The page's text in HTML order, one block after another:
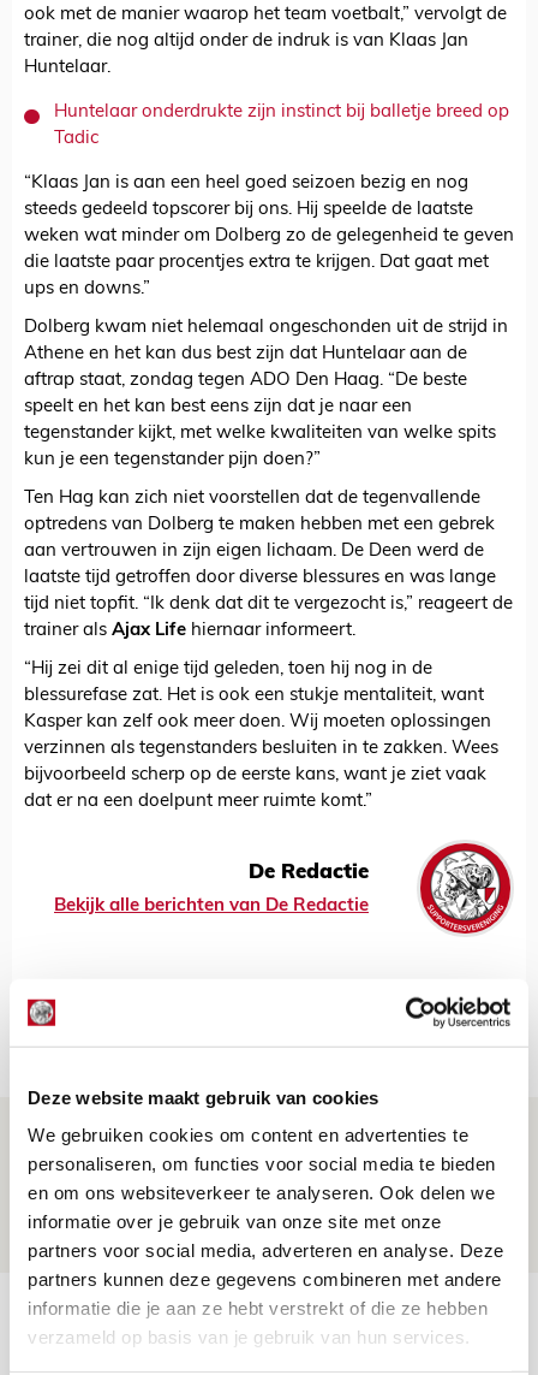
Deze website maakt gebruik van cookies
We gebruiken cookies om content en advertenties te
personaliseren, om functies voor social media te bieden
en om ons websiteverkeer te analyseren. Ook delen we
informatie over je gebruik van onze site met onze
partners voor social media, adverteren en analyse. Deze
partners kunnen deze gegevens combineren met andere
informatie die je aan ze hebt verstrekt of die ze hebben
verzameld op basis van je gebruik van hun services.
ook met de manier waarop het team voetbalt,” vervolgt de
trainer, die nog altijd onder de indruk is van Klaas Jan
Huntelaar.
Huntelaar onderdrukte zijn instinct bij balletje breed op
Tadic
“Klaas Jan is aan een heel goed seizoen bezig en nog
steeds gedeeld topscorer bij ons. Hij speelde de laatste
weken wat minder om Dolberg zo de gelegenheid te geven
die laatste paar procentjes extra te krijgen. Dat gaat met
ups en downs.”
Dolberg kwam niet helemaal ongeschonden uit de strijd in
Athene en het kan dus best zijn dat Huntelaar aan de
aftrap staat, zondag tegen ADO Den Haag. “De beste
speelt en het kan best eens zijn dat je naar een
tegenstander kijkt, met welke kwaliteiten van welke spits
kun je een tegenstander pijn doen?”
Ten Hag kan zich niet voorstellen dat de tegenvallende
optredens van Dolberg te maken hebben met een gebrek
aan vertrouwen in zijn eigen lichaam. De Deen werd de
laatste tijd getroffen door diverse blessures en was lange
tijd niet topfit. “Ik denk dat dit te vergezocht is,” reageert de
trainer als Ajax Life hiernaar informeert.
“Hij zei dit al enige tijd geleden, toen hij nog in de
blessurefase zat. Het is ook een stukje mentaliteit, want
Kasper kan zelf ook meer doen. Wij moeten oplossingen
verzinnen als tegenstanders besluiten in te zakken. Wees
bijvoorbeeld scherp op de eerste kans, want je ziet vaak
dat er na een doelpunt meer ruimte komt.”
De Redactie
Bekijk alle berichten van De Redactie
Brandt: ‘Ajax en Cruijff bleven door
mijn hoofd spoken’
Míchel geeft blessure-update en
spreekt over Godts, Baas en